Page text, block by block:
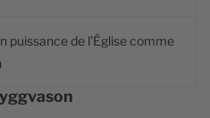
puissance de l'Église comme